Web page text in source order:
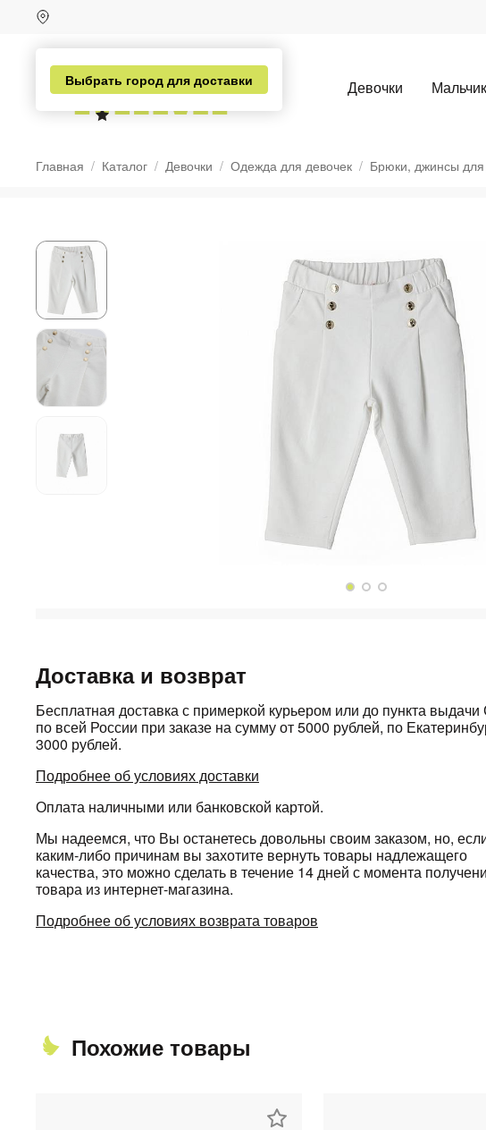
Выбрать город для доставки Девочки
Главная Каталог Девочки Одежда для девочек Брюки, джинсы для
Доставка и возврат
Бесплатная доставка с примеркой курьером или до пункта
по всей России при заказе на сумму от 5000 рублей, по
3000 рублей.
Подробнее об условиях доставки
Оплата наличными или банковской картой.
Мы надеемся, что Вы останетесь довольны своим заказом, но,
каким-либо причинам вы захотите вернуть товары надлежащего
качества, это можно сделать в течение 14 дней с момента
товара из интернет-магазина.
Подробнее об условиях возврата товаров
Похожие товары
Для клиентов
Разбейте
на части
График
с